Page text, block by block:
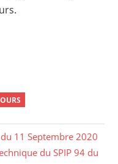
11 Septembre 2020
du SPIP 94 du